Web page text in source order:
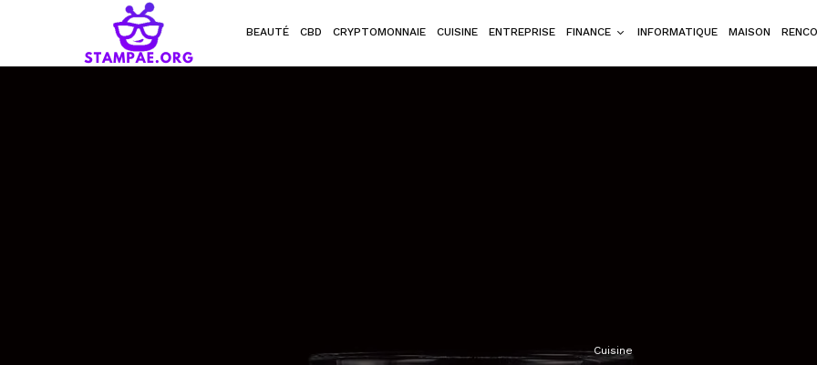
BEAUTÉ CBD CRYPTOMONNAIE CUISINE ENTREPRISE FINANCE INFORMATIQUE MAISON
Cuisine